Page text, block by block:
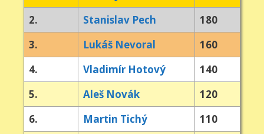
2.
Stanislav Pech
180
3.
Lukáš Nevoral
160
4.
Vladimír Hotový
140
5.
Aleš Novák
120
6.
Martin Tichý
110